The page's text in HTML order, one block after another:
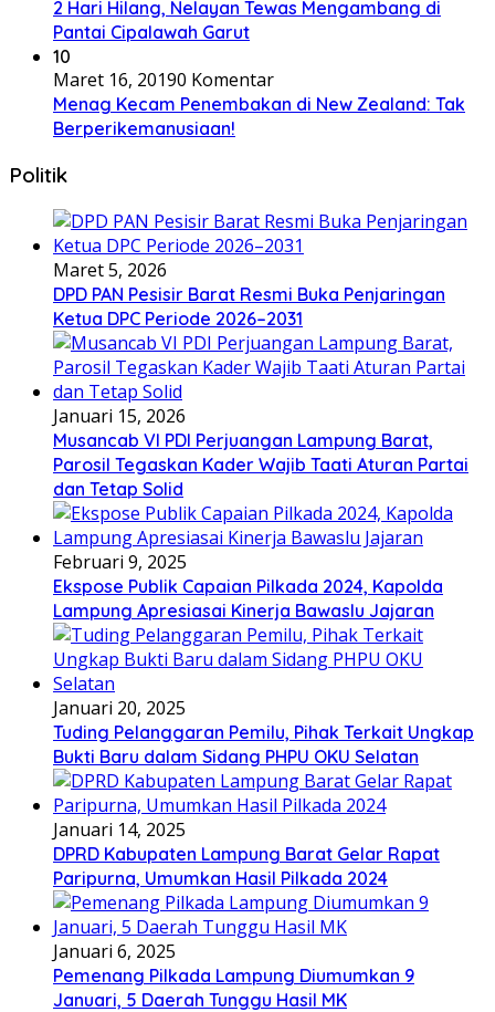
2 Hari Hilang, Nelayan Tewas Mengambang di
Pantai Cipalawah Garut
10
Maret 16, 20190 Komentar
Menag Kecam Penembakan di New Zealand: Tak
Berperikemanusiaan!
Politik
Maret 5, 2026
DPD PAN Pesisir Barat Resmi Buka Penjaringan
Ketua DPC Periode 2026–2031
Januari 15, 2026
Musancab VI PDI Perjuangan Lampung Barat,
Parosil Tegaskan Kader Wajib Taati Aturan Partai
dan Tetap Solid
Februari 9, 2025
Ekspose Publik Capaian Pilkada 2024, Kapolda
Lampung Apresiasai Kinerja Bawaslu Jajaran
Januari 20, 2025
Tuding Pelanggaran Pemilu, Pihak Terkait Ungkap
Bukti Baru dalam Sidang PHPU OKU Selatan
Januari 14, 2025
DPRD Kabupaten Lampung Barat Gelar Rapat
Paripurna, Umumkan Hasil Pilkada 2024
Januari 6, 2025
Pemenang Pilkada Lampung Diumumkan 9
Januari, 5 Daerah Tunggu Hasil MK